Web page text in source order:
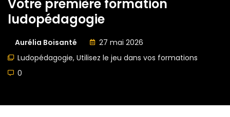
Votre première formation
ludopédagogie
Aurélia Boisanté
27 mai 2026
Ludopédagogie, Utilisez le jeu dans vos formations
0